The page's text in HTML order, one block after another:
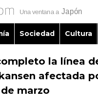
日本
Sociedad Cultura
la línea
afectada
marzo